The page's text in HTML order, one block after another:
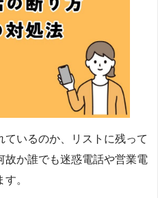
ているのか、リストに残って
故か誰でも迷惑電話や営業電
。